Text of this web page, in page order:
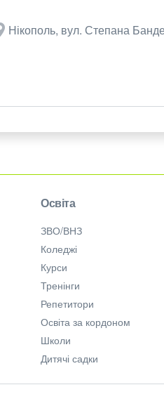
Нікополь, вул. Степана
Освіта
ЗВО/ВНЗ
Коледжі
Курси
Тренінги
Репетитори
Освіта за кордоном
Школи
Дитячі садки